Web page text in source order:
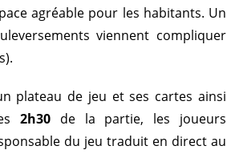
agréable pour les habitants. Un
viennent compliquer
plateau de jeu et ses cartes ainsi
2h30 de la partie, les joueurs
du jeu traduit en direct au